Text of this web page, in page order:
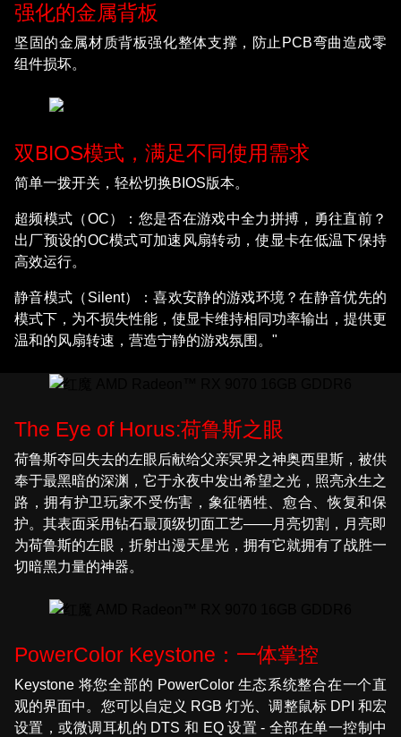
强化的金属背板
坚固的金属材质背板强化整体支撑，防止PCB弯曲造成零
组件损坏。
双BIOS模式，满足不同使用需求
简单一拨开关，轻松切换BIOS版本。
超频模式（OC）：您是否在游戏中全力拼搏，勇往直前？
出厂预设的OC模式可加速风扇转动，使显卡在低温下保持
高效运行。
静音模式（Silent）：喜欢安静的游戏环境？在静音优先的
模式下，为不损失性能，使显卡维持相同功率输出，提供更
温和的风扇转速，营造宁静的游戏氛围。"
The Eye of Horus:荷鲁斯之眼
荷鲁斯夺回失去的左眼后献给父亲冥界之神奥西里斯，被供
奉于最黑暗的深渊，它于永夜中发出希望之光，照亮永生之
路，拥有护卫玩家不受伤害，象征牺牲、愈合、恢复和保
护。其表面采用钻石最顶级切面工艺——月亮切割，月亮即
为荷鲁斯的左眼，折射出漫天星光，拥有它就拥有了战胜一
切暗黑力量的神器。
PowerColor Keystone：一体掌控
Keystone 将您全部的 PowerColor 生态系统整合在一个直
观的界面中。您可以自定义 RGB 灯光、调整鼠标 DPI 和宏
设置，或微调耳机的 DTS 和 EQ 设置 - 全部在单一控制中